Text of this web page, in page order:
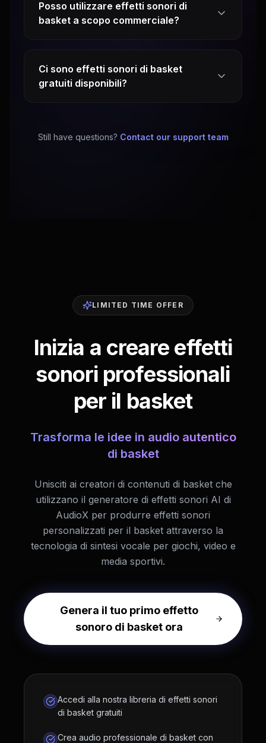
Posso utilizzare effetti sonori di
basket a scopo commerciale?
Ci sono effetti sonori di basket
gratuiti disponibili?
Still have questions? Contact our support team
LIMITED TIME OFFER
Inizia a creare effetti
sonori professionali
per il basket
Trasforma le idee in audio autentico
di basket
Unisciti ai creatori di contenuti di basket che
utilizzano il generatore di effetti sonori AI di
AudioX per produrre effetti sonori
personalizzati per il basket attraverso la
tecnologia di sintesi vocale per giochi, video e
media sportivi.
Genera il tuo primo effetto
sonoro di basket ora
Accedi alla nostra libreria di effetti sonori
di basket gratuiti
Crea audio professionale di basket con